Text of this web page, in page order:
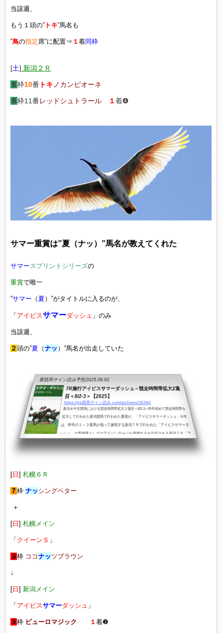
当該週、
もう１頭の” トキ”馬名も
”鳥の指定 席”に配置⇒ １ 着同枠
[土] 新潟２Ｒ
６枠10番 トキ ノカンピオーネ
６枠11番レッドシュトラール １着❹
サマー重賞は”夏（ナッ）”馬名が教えてくれた
サマースプリントシリーズの
重賞で唯一
”サマー （ 夏 ）”がタイトルに入るのが、
「 アイビスサマーダッシュ 」のみ
当該週、
２頭の”夏 （ナッ ）”馬名が出走していた
裏競馬サイン読み予想2025.08.02
7R施行アイビスサマーダッシュ～競走時間帯拡大2週
目＜8/2-3＞【2025】
https://jra競馬サイン読み.com/archives/28394
新潟＆中京競馬における競走時間帯拡大２週目＜8/2-3＞昨年初めて競走時間帯を
拡大して行われた新潟競馬で行われた重賞が、「アイビスサマーダッシュ」今年
は、昨年の１～３着馬が揃って参戦する新潟７Ｒで行われた「アイビスサマーダ
ッシュ」の実績馬としてのアドバンテージを発揮するか注目される新潟７Ｒ「ア
３着テイエムスパーダ ❽ ８月２日（土）７Ｒスペシャルバニー９Rクイ
[ 日 ] 札幌６Ｒ
７ 枠 ナッシングベター
＋
[ 日 ] 札幌メイン
「 クイーンＳ 」
３枠 ココナッツブラウン
↓
[ 日 ] 新潟メイン
「 アイビスサマーダッシュ 」
３枠 ピューロマジック １着❷